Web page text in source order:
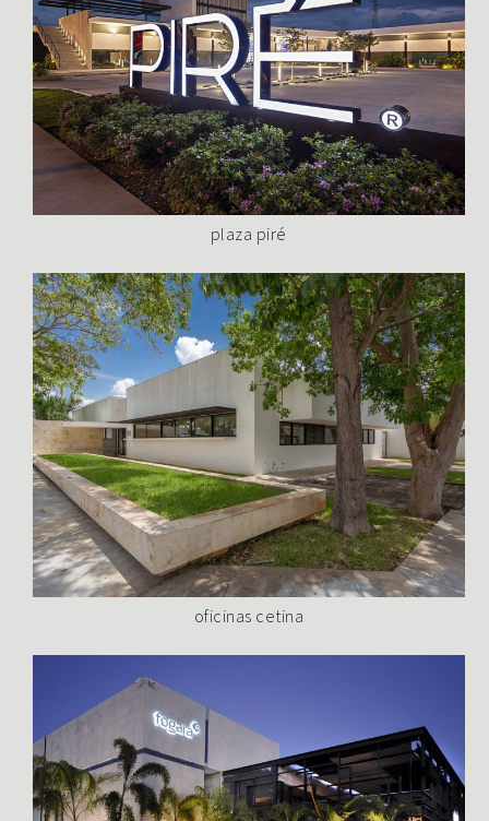
plaza piré
oficinas cetina